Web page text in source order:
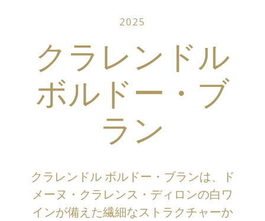
2025
クラレンドル
ボルドー・ブ
ラン
クラレンドル ボルドー・ブランは、ド
メーヌ・クラレンス・ディロンの白ワ
インが備えた繊細なストラクチャーか